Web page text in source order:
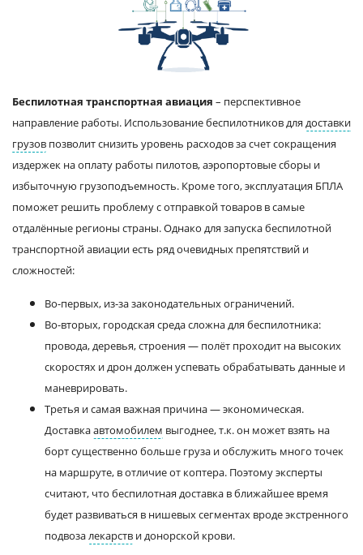
Беспилотная транспортная авиация – перспективное
направление работы. Использование беспилотников для доставки
грузов позволит снизить уровень расходов за счет сокращения
издержек на оплату работы пилотов, аэропортовые сборы и
избыточную грузоподъемность. Кроме того, эксплуатация БПЛА
поможет решить проблему с отправкой товаров в самые
отдалённые регионы страны. Однако для запуска беспилотной
транспортной авиации есть ряд очевидных препятствий и
сложностей:
Во-первых, из-за законодательных ограничений.
Во-вторых, городская среда сложна для беспилотника:
провода, деревья, строения — полёт проходит на высоких
скоростях и дрон должен успевать обрабатывать данные и
маневрировать.
Третья и самая важная причина — экономическая.
Доставкаавтомобилем выгоднее, т.к. он может взять на
борт существенно больше груза и обслужить много точек
на маршруте, в отличие от коптера. Поэтому эксперты
считают, что беспилотная доставка в ближайшее время
будет развиваться в нишевых сегментах вроде экстренного
подвозалекарств и донорской крови.